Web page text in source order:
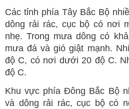
Các tỉnh phía Tây Bắc Bộ
dông rải rác, cục bộ có nơi
nhẹ. Trong mưa dông có
mưa đá và gió giật mạnh.
độ C, có nơi dưới 20 độ C.
độ C.
Khu vực phía Đông Bắc Bộ
và dông rải rác, cục bộ có